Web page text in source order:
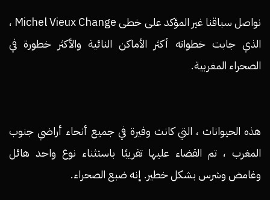
نواصل سباقنا غير المؤكد على خطى Michel Vieux Change ،
الذي جابت خطواته أكثر الأماكن النائية والأكثر خطورة في
الصحراء المغربية.
هذه الحيوانات ، التي كانت وفيرة في جميع أنحاء أراضي جنوب
المغرب ، تم القضاء عليها تقريبًا باستثناء نوع واحد هائل
وغامض وشرس بشكل خطير. إنه ضبع الصحراء.